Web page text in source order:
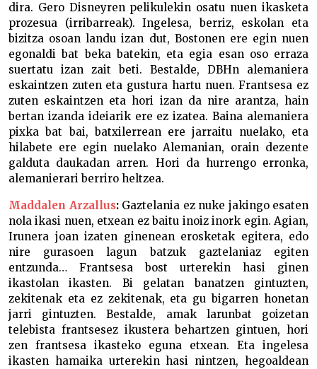
dira. Gero Disneyren pelikulekin osatu nuen ikasketa
prozesua (irribarreak). Ingelesa, berriz, eskolan eta
bizitza osoan landu izan dut, Bostonen ere egin nuen
egonaldi bat beka batekin, eta egia esan oso erraza
suertatu izan zait beti. Bestalde, DBHn alemaniera
eskaintzen zuten eta gustura hartu nuen. Frantsesa ez
zuten eskaintzen eta hori izan da nire arantza, hain
bertan izanda ideiarik ere ez izatea. Baina alemaniera
pixka bat bai, batxilerrean ere jarraitu nuelako, eta
hilabete ere egin nuelako Alemanian, orain dezente
galduta daukadan arren. Hori da hurrengo erronka,
alemanierari berriro heltzea.
Maddalen Arzallus:Gaztelania ez nuke jakingo esaten
nola ikasi nuen, etxean ez baitu inoiz inork egin. Agian,
Irunera joan izaten ginenean erosketak egitera, edo
nire gurasoen lagun batzuk gaztelaniaz egiten
entzunda… Frantsesa bost urterekin hasi ginen
ikastolan ikasten. Bi gelatan banatzen gintuzten,
zekitenak eta ez zekitenak, eta gu bigarren honetan
jarri gintuzten. Bestalde, amak larunbat goizetan
telebista frantsesez ikustera behartzen gintuen, hori
zen frantsesa ikasteko eguna etxean. Eta ingelesa
ikasten hamaika urterekin hasi nintzen, hegoaldean